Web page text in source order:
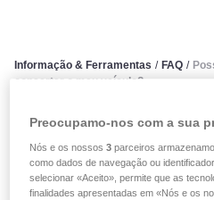
Informação & Ferramentas / FAQ /
consertar o meu veículo?
Posso escolher
para consertar
Preocupamo-nos com a sua
Nós e os nossos3 parceiros
como dados de navegação ou
selecionar «Aceito», permite que as
finalidades apresentadas em «Nós e os